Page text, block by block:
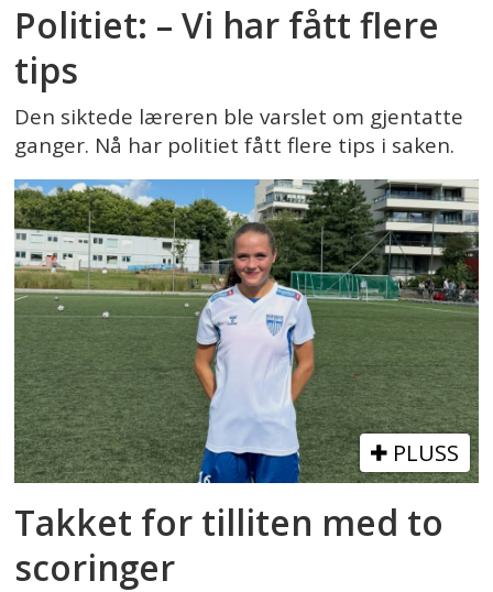
Politiet: – Vi har fått flere
tips
Den siktede læreren ble varslet om gjentatte
ganger. Nå har politiet fått flere tips i saken.
PLUSS
Takket for tilliten med to
scoringer